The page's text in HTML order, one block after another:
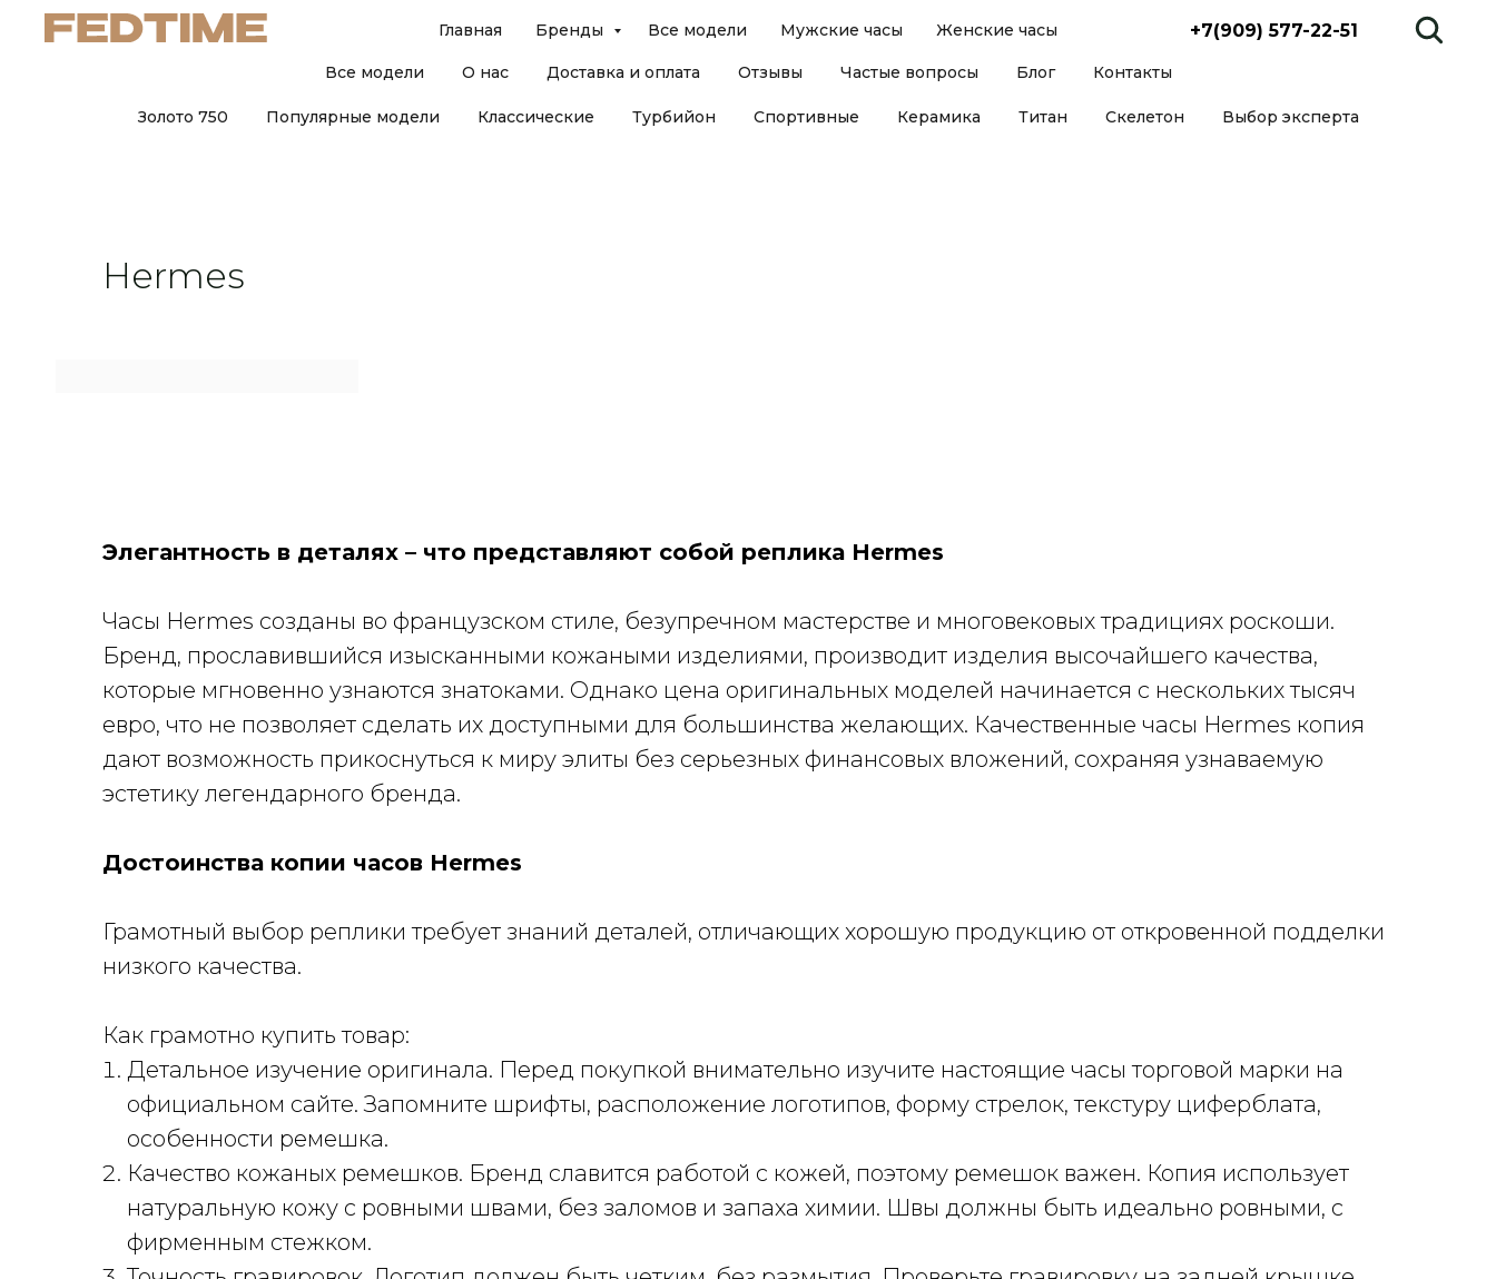
Все модели О нас Доставка и оплата Отзывы Частые вопросы Блог Контакты
Главная Бренды Все модели Мужские часы Женские часы +7(909) 577-22-51
Золото 750 Популярные модели Классические Турбийон Спортивные Керамика Титан Скелетон Выбор эксперта
Hermes
Элегантность в деталях – что представляют собой реплика Hermes
Часы Hermes созданы во французском стиле, безупречном мастерстве и многовековых традициях роскоши.
Бренд, прославившийся изысканными кожаными изделиями, производит изделия высочайшего качества,
которые мгновенно узнаются знатоками. Однако цена оригинальных моделей начинается с нескольких тысяч
евро, что не позволяет сделать их доступными для большинства желающих. Качественные часы Hermes копия
дают возможность прикоснуться к миру элиты без серьезных финансовых вложений, сохраняя узнаваемую
эстетику легендарного бренда.
Достоинства копии часов Hermes
Грамотный выбор реплики требует знаний деталей, отличающих хорошую продукцию от откровенной подделки
низкого качества.
Как грамотно купить товар:
Детальное изучение оригинала. Перед покупкой внимательно изучите настоящие часы торговой марки на
официальном сайте. Запомните шрифты, расположение логотипов, форму стрелок, текстуру циферблата,
особенности ремешка.
Качество кожаных ремешков. Бренд славится работой с кожей, поэтому ремешок важен. Копия использует
натуральную кожу с ровными швами, без заломов и запаха химии. Швы должны быть идеально ровными, с
фирменным стежком.